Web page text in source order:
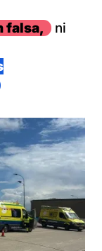
falsa,
ni